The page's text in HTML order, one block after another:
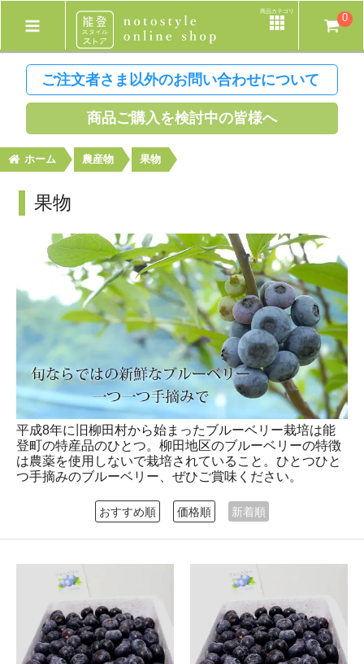
商品カテゴリ
0
ご注文者さま以外のお問い合わせについて
商品ご購入を検討中の皆様へ
ホーム 農産物 果物
果物
平成8年に旧柳田村から始まったブルーベリー栽培は能
登町の特産品のひとつ。柳田地区のブルーベリーの特徴
は農薬を使用しないで栽培されていること。ひとつひと
つ手摘みのブルーベリー、ぜひご賞味ください。
おすすめ順 価格順 新着順